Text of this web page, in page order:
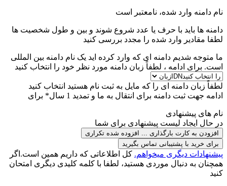
نام دامنه وارد شده، نامعتبر است
دامنه ها باید با حرف یا عدد شروع شوند و بین و طول شخصیت ها
لطفا مقادیر وارد شده را مجدد بررسی کنید
ما متوجه شدیم دامنه ای که وارد کرده اید یک نام دامنه بین المللی
است. برای ادامه ، لطفاً زبان دامنه مورد نظر خود را انتخاب کنید
لطفاً زبان دامنه ای را که مایل به ثبت نام هستید انتخاب کنید
ادامه جهت ثبت دامنه برای انتقال به ما و تمدید 1 سال* برای
نام های پیشنهادی
در حال ایجاد لیست پیشنهادی برای شما
افزودن به کارت بارگذاری ... افزوده شده تکراری
برای خرید با پشتیبانی تماس بگیرید
پیشنهادات دیگری میخواهم. کل اطلاعاتی که داریم همین است.اگر
همچنان به دنبال موردی هستید، لطفا با کلمه کلیدی دیگری امتحان
کنید